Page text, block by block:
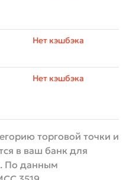
Нет кэшбэка
Нет кэшбэка
торговой точки и
в ваш банк для
По данным